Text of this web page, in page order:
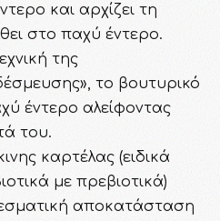
και αρχίζει τη
στο παχύ έντερο.
της
το βουτυρικό
έντερο αλείφοντας
του.
καρτέλας (ειδικά
με πρεβιοτικά)
αποκατάσταση